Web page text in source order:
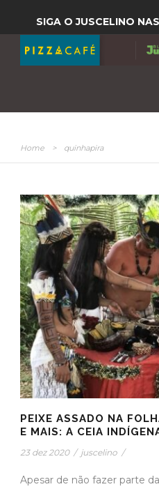
SIGA O JUSCELINO
Home > quinhapira
PEIXE ASSADO NA
E MAIS: A CEIA
23 dez 2020 / juscelino /
Apesar de não fazer parte